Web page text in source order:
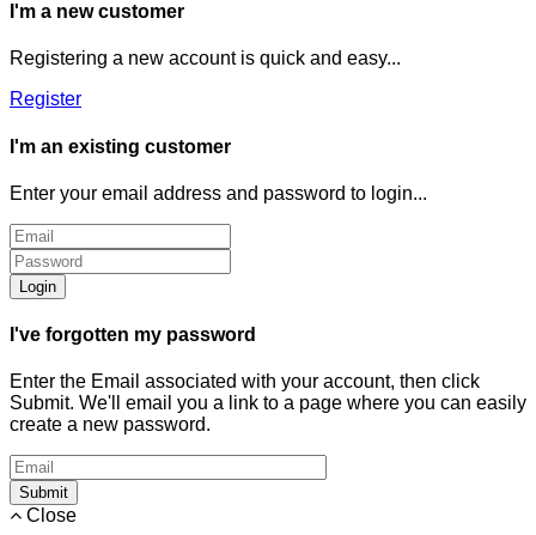
I'm a new customer
Registering a new account is quick and easy...
Register
I'm an existing customer
Enter your email address and password to login...
Login
I've forgotten my password
Enter the Email associated with your account, then click
Submit. We'll email you a link to a page where you can easily
create a new password.
Submit
Close